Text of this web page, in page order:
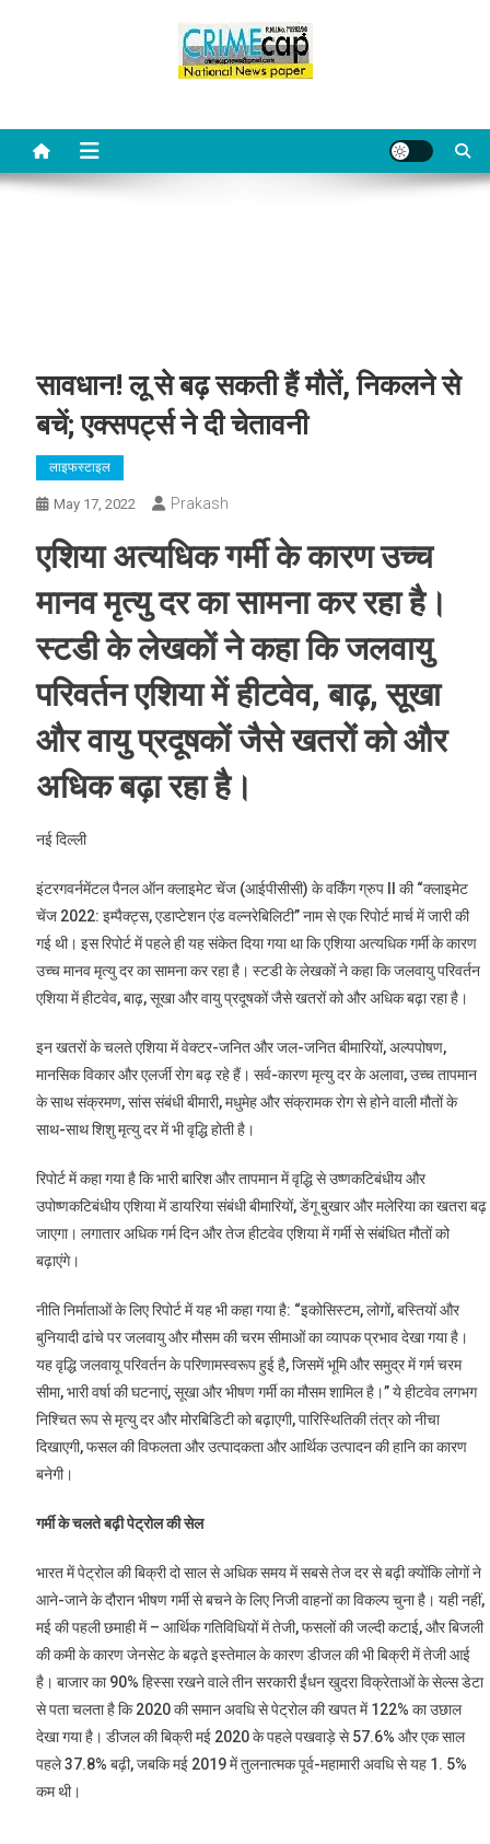
सावधान! लू से बढ़ सकती हैं मौतें, निकलने से
बचें; एक्सपर्ट्स ने दी चेतावनी
लाइफस्टाइल
May 17, 2022 Prakash
एशिया अत्यधिक गर्मी के कारण उच्च
मानव मृत्यु दर का सामना कर रहा है।
स्टडी के लेखकों ने कहा कि जलवायु
परिवर्तन एशिया में हीटवेव, बाढ़, सूखा
और वायु प्रदूषकों जैसे खतरों को और
अधिक बढ़ा रहा है।
नई दिल्ली
इंटरगवर्नमेंटल पैनल ऑन क्लाइमेट चेंज (आईपीसीसी) के वर्किंग ग्रुप II की “क्लाइमेट
चेंज 2022: इम्पैक्ट्स, एडाप्टेशन एंड वल्नरेबिलिटी” नाम से एक रिपोर्ट मार्च में जारी की
गई थी। इस रिपोर्ट में पहले ही यह संकेत दिया गया था कि एशिया अत्यधिक गर्मी के कारण
उच्च मानव मृत्यु दर का सामना कर रहा है। स्टडी के लेखकों ने कहा कि जलवायु परिवर्तन
एशिया में हीटवेव, बाढ़, सूखा और वायु प्रदूषकों जैसे खतरों को और अधिक बढ़ा रहा है।
इन खतरों के चलते एशिया में वेक्टर-जनित और जल-जनित बीमारियों, अल्पपोषण,
मानसिक विकार और एलर्जी रोग बढ़ रहे हैं। सर्व-कारण मृत्यु दर के अलावा, उच्च तापमान
के साथ संक्रमण, सांस संबंधी बीमारी, मधुमेह और संक्रामक रोग से होने वाली मौतों के
साथ-साथ शिशु मृत्यु दर में भी वृद्धि होती है।
रिपोर्ट में कहा गया है कि भारी बारिश और तापमान में वृद्धि से उष्णकटिबंधीय और
उपोष्णकटिबंधीय एशिया में डायरिया संबंधी बीमारियों, डेंगू बुखार और मलेरिया का खतरा बढ़
जाएगा। लगातार अधिक गर्म दिन और तेज हीटवेव एशिया में गर्मी से संबंधित मौतों को
बढ़ाएंगे।
नीति निर्माताओं के लिए रिपोर्ट में यह भी कहा गया है: “इकोसिस्टम, लोगों, बस्तियों और
बुनियादी ढांचे पर जलवायु और मौसम की चरम सीमाओं का व्यापक प्रभाव देखा गया है।
यह वृद्धि जलवायू परिवर्तन के परिणामस्वरूप हुई है, जिसमें भूमि और समुद्र में गर्म चरम
सीमा, भारी वर्षा की घटनाएं, सूखा और भीषण गर्मी का मौसम शामिल है।” ये हीटवेव लगभग
निश्चित रूप से मृत्यु दर और मोरबिडिटी को बढ़ाएगी, पारिस्थितिकी तंत्र को नीचा
दिखाएगी, फसल की विफलता और उत्पादकता और आर्थिक उत्पादन की हानि का कारण
बनेगी।
गर्मी के चलते बढ़ी पेट्रोल की सेल
भारत में पेट्रोल की बिक्री दो साल से अधिक समय में सबसे तेज दर से बढ़ी क्योंकि लोगों ने
आने-जाने के दौरान भीषण गर्मी से बचने के लिए निजी वाहनों का विकल्प चुना है। यही नहीं,
मई की पहली छमाही में – आर्थिक गतिविधियों में तेजी, फसलों की जल्दी कटाई, और बिजली
की कमी के कारण जेनसेट के बढ़ते इस्तेमाल के कारण डीजल की भी बिक्री में तेजी आई
है। बाजार का 90% हिस्सा रखने वाले तीन सरकारी ईंधन खुदरा विक्रेताओं के सेल्स डेटा
से पता चलता है कि 2020 की समान अवधि से पेट्रोल की खपत में 122% का उछाल
देखा गया है। डीजल की बिक्री मई 2020 के पहले पखवाड़े से 57.6% और एक साल
पहले 37.8% बढ़ी, जबकि मई 2019 में तुलनात्मक पूर्व-महामारी अवधि से यह 1. 5%
कम थी।